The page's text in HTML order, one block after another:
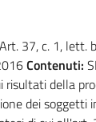
Art. 37, c. 1, lett.
Contenuti:
risultati della
dei soggetti